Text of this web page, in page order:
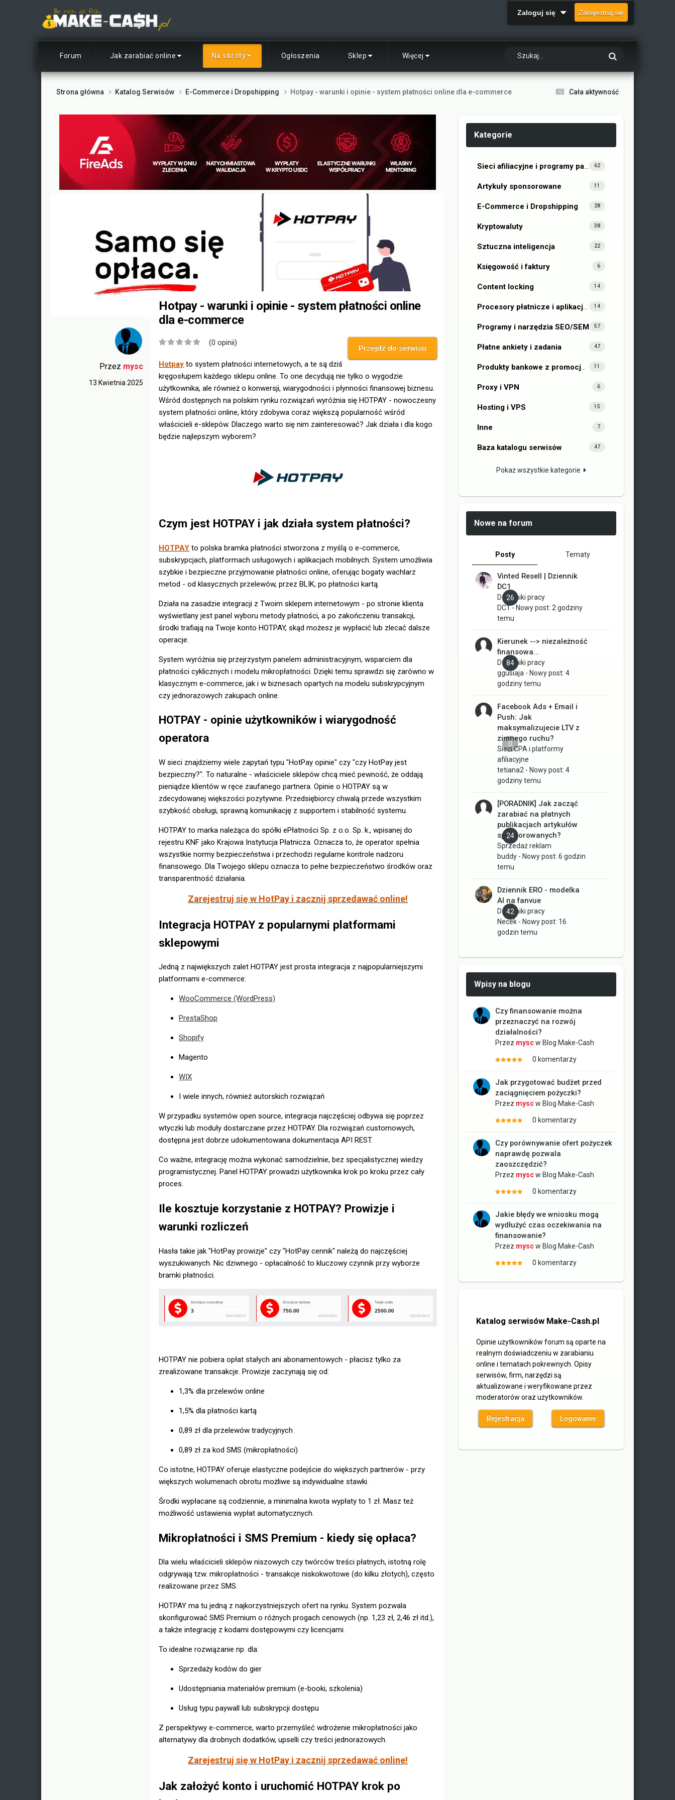
Zaloguj się Zarejestruj się
Forum Jak zarabiać online Na skróty Ogłoszenia Sklep Więcej
Cała aktywność
Strona główna Katalog Serwisów E-Commerce i Dropshipping Hotpay - warunki i opinie - system płatności online dla e-commerce
Przez mysc
13 Kwietnia 2025
Hotpay - warunki i opinie - system płatności online
dla e-commerce
Przejdź do serwisu
(0 opinii)
Hotpay to system płatności internetowych, a te są dziś
kręgosłupem każdego sklepu online. To one decydują nie tylko o wygodzie
użytkownika, ale również o konwersji, wiarygodności i płynności finansowej biznesu.
Wśród dostępnych na polskim rynku rozwiązań wyróżnia się HOTPAY - nowoczesny
system płatności online, który zdobywa coraz większą popularność wśród
właścicieli e-sklepów. Dlaczego warto się nim zainteresować? Jak działa i dla kogo
będzie najlepszym wyborem?
Czym jest HOTPAY i jak działa system płatności?
HOTPAY to polska bramka płatności stworzona z myślą o e-commerce,
subskrypcjach, platformach usługowych i aplikacjach mobilnych. System umożliwia
szybkie i bezpieczne przyjmowanie płatności online, oferując bogaty wachlarz
metod - od klasycznych przelewów, przez BLIK, po płatności kartą.
Działa na zasadzie integracji z Twoim sklepem internetowym - po stronie klienta
wyświetlany jest panel wyboru metody płatności, a po zakończeniu transakcji,
środki trafiają na Twoje konto HOTPAY, skąd możesz je wypłacić lub zlecać dalsze
operacje.
System wyróżnia się przejrzystym panelem administracyjnym, wsparciem dla
płatności cyklicznych i modelu mikropłatności. Dzięki temu sprawdzi się zarówno w
klasycznym e-commerce, jak i w biznesach opartych na modelu subskrypcyjnym
czy jednorazowych zakupach online.
HOTPAY - opinie użytkowników i wiarygodność
operatora
W sieci znajdziemy wiele zapytań typu "HotPay opinie" czy "czy HotPay jest
bezpieczny?". To naturalne - właściciele sklepów chcą mieć pewność, że oddają
pieniądze klientów w ręce zaufanego partnera. Opinie o HOTPAY są w
zdecydowanej większości pozytywne. Przedsiębiorcy chwalą przede wszystkim
szybkość obsługi, sprawną komunikację z supportem i stabilność systemu.
HOTPAY to marka należąca do spółki ePłatności Sp. z o.o. Sp. k., wpisanej do
rejestru KNF jako Krajowa Instytucja Płatnicza. Oznacza to, że operator spełnia
wszystkie normy bezpieczeństwa i przechodzi regularne kontrole nadzoru
finansowego. Dla Twojego sklepu oznacza to pełne bezpieczeństwo środków oraz
transparentność działania.
Zarejestruj się w HotPay i zacznij sprzedawać online!
Integracja HOTPAY z popularnymi platformami
sklepowymi
Jedną z największych zalet HOTPAY jest prosta integracja z najpopularniejszymi
platformami e-commerce:
WooCommerce (WordPress)
PrestaShop
Shopify
Magento
WIX
I wiele innych, również autorskich rozwiązań
W przypadku systemów open source, integracja najczęściej odbywa się poprzez
wtyczki lub moduły dostarczane przez HOTPAY. Dla rozwiązań customowych,
dostępna jest dobrze udokumentowana dokumentacja API REST.
Co ważne, integrację można wykonać samodzielnie, bez specjalistycznej wiedzy
programistycznej. Panel HOTPAY prowadzi użytkownika krok po kroku przez cały
proces.
Ile kosztuje korzystanie z HOTPAY? Prowizje i
warunki rozliczeń
Hasła takie jak "HotPay prowizje" czy "HotPay cennik" należą do najczęściej
wyszukiwanych. Nic dziwnego - opłacalność to kluczowy czynnik przy wyborze
bramki płatności.
HOTPAY nie pobiera opłat stałych ani abonamentowych - płacisz tylko za
zrealizowane transakcje. Prowizje zaczynają się od:
1,3% dla przelewów online
1,5% dla płatności kartą
0,89 zł dla przelewów tradycyjnych
0,89 zł za kod SMS (mikropłatności)
Co istotne, HOTPAY oferuje elastyczne podejście do większych partnerów - przy
większych wolumenach obrotu możliwe są indywidualne stawki.
Środki wypłacane są codziennie, a minimalna kwota wypłaty to 1 zł. Masz też
możliwość ustawienia wypłat automatycznych.
Mikropłatności i SMS Premium - kiedy się opłaca?
Dla wielu właścicieli sklepów niszowych czy twórców treści płatnych, istotną rolę
odgrywają tzw. mikropłatności - transakcje niskokwotowe (do kilku złotych), często
realizowane przez SMS.
HOTPAY ma tu jedną z najkorzystniejszych ofert na rynku. System pozwala
skonfigurować SMS Premium o różnych progach cenowych (np. 1,23 zł, 2,46 zł itd.),
a także integrację z kodami dostępowymi czy licencjami.
To idealne rozwiązanie np. dla:
Sprzedaży kodów do gier
Udostępniania materiałów premium (e-booki, szkolenia)
Usług typu paywall lub subskrypcji dostępu
Z perspektywy e-commerce, warto przemyśleć wdrożenie mikropłatności jako
alternatywy dla drobnych dodatków, upselli czy treści jednorazowych.
Zarejestruj się w HotPay i zacznij sprzedawać online!
Jak założyć konto i uruchomić HOTPAY krok po
Kategorie
62
Sieci afiliacyjne i programy partnerskie
11
Artykuły sponsorowane
28
E-Commerce i Dropshipping
38
Kryptowaluty
22
Sztuczna inteligencja
6
Księgowość i faktury
14
Content locking
14
Procesory płatnicze i aplikacje fintech
57
Programy i narzędzia SEO/SEM
47
Płatne ankiety i zadania
11
Produkty bankowe z promocjami
6
Proxy i VPN
15
Hosting i VPS
7
Inne
47
Baza katalogu serwisów
Pokaż wszystkie kategorie
Nowe na forum
Posty Tematy
26
Vinted Resell | Dziennik
DC1
Dzienniki pracy
DC1- Nowy post:2 godziny
temu
84
Kierunek --> niezależność
finansowa...
Dzienniki pracy
ggusiaja - Nowy post:4
godziny temu
0
Facebook Ads + Email i
Push: Jak
maksymalizujecie LTV z
zimnego ruchu?
Sieci CPA i platformy
afiliacyjne
tetiana2 - Nowy post:4
godziny temu
24
[PORADNIK] Jak zacząć
zarabiać na płatnych
publikacjach artykułów
sponsorowanych?
Sprzedaż reklam
buddy - Nowy post:6 godzin
temu
42
Dziennik ERO - modelka
AI na fanvue
Dzienniki pracy
Necek - Nowy post: 16
godzin temu
Wpisy na blogu
Czy finansowanie można
przeznaczyć na rozwój
działalności?
Przez myscw Blog Make-Cash
0 komentarzy
Jak przygotować budżet przed
zaciągnięciem pożyczki?
Przez myscw Blog Make-Cash
0 komentarzy
Czy porównywanie ofert pożyczek
naprawdę pozwala
zaoszczędzić?
Przez myscw Blog Make-Cash
0 komentarzy
Jakie błędy we wniosku mogą
wydłużyć czas oczekiwania na
finansowanie?
Przez myscw Blog Make-Cash
0 komentarzy
Katalog serwisów Make-Cash.pl
Opinie użytkowników forum są oparte na
realnym doświadczeniu w zarabianiu
online i tematach pokrewnych. Opisy
serwisów, firm, narzędzi są
aktualizowane i weryfikowane przez
moderatorów oraz użytkowników.
Rejestracja Logowanie